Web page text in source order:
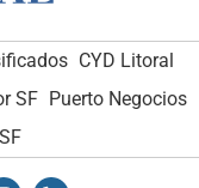
CYD Litoral
SF Puerto Negocios